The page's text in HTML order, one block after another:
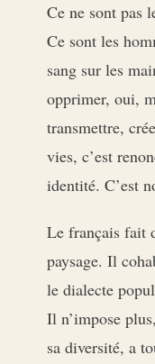
Ce ne sont pas
Ce sont les
sang sur les
opprimer, oui,
transmettre,
vies, c’est
identité. C’est
Le français fait
paysage. Il
le dialecte
Il n’impose
sa diversité, a